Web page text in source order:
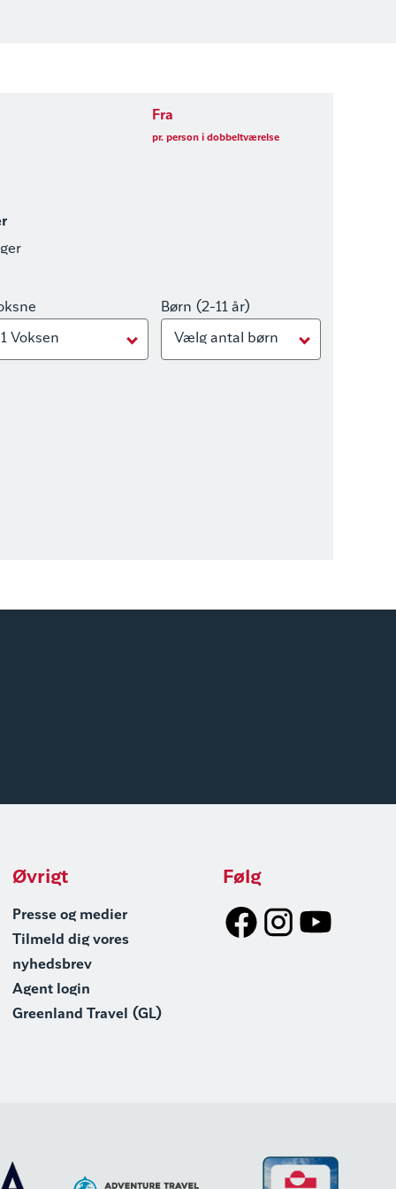
Fra
pr. person i dobbeltværelse
1 Voksen
Børn (2-11 år)
Vælg antal børn
Øvrigt
Presse og medier
Tilmeld dig vores
nyhedsbrev
Agent login
Greenland Travel (GL)
Følg